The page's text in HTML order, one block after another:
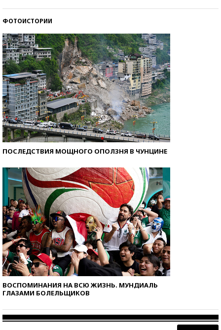
ФОТОИСТОРИИ
ПОСЛЕДСТВИЯ МОЩНОГО ОПОЛЗНЯ В ЧУНЦИНЕ
ВОСПОМИНАНИЯ НА ВСЮ ЖИЗНЬ. МУНДИАЛЬ
ГЛАЗАМИ БОЛЕЛЬЩИКОВ